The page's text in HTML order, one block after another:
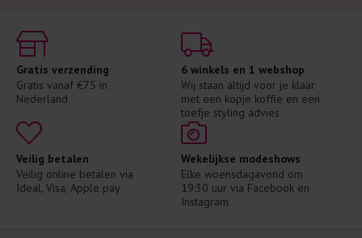
Gratis verzending
Gratis vanaf €75 in
Nederland
6 winkels en 1 webshop
Wij staan altijd voor je klaar
met een kopje koffie en een
toefje styling advies
Veilig betalen
Veilig online betalen via
Ideal, Visa, Apple pay
Wekelijkse modeshows
Elke woensdagavond om
19:30 uur via Facebook en
Instagram